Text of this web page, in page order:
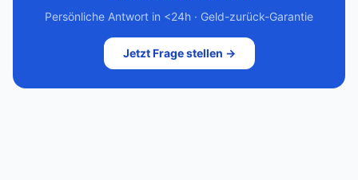
Persönliche Antwort in <24h · Geld-zurück-Garantie
Jetzt Frage stellen →